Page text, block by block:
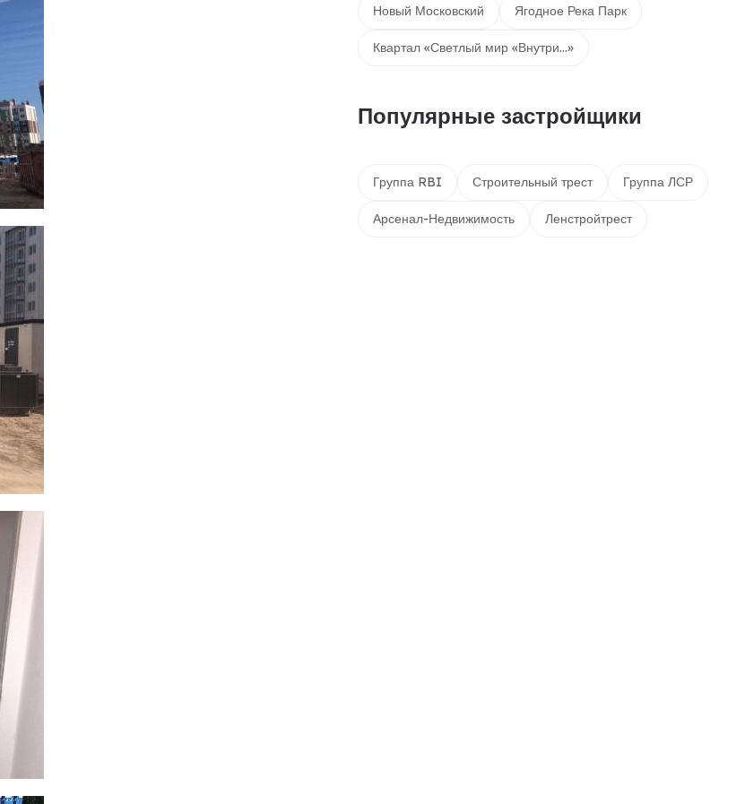
Новый Московский Ягодное Река Парк
Квартал «Светлый мир «Внутри…»
Популярные застройщики
Группа RBI Строительный трест Группа ЛСР
Арсенал-Недвижимость Ленстройтрест